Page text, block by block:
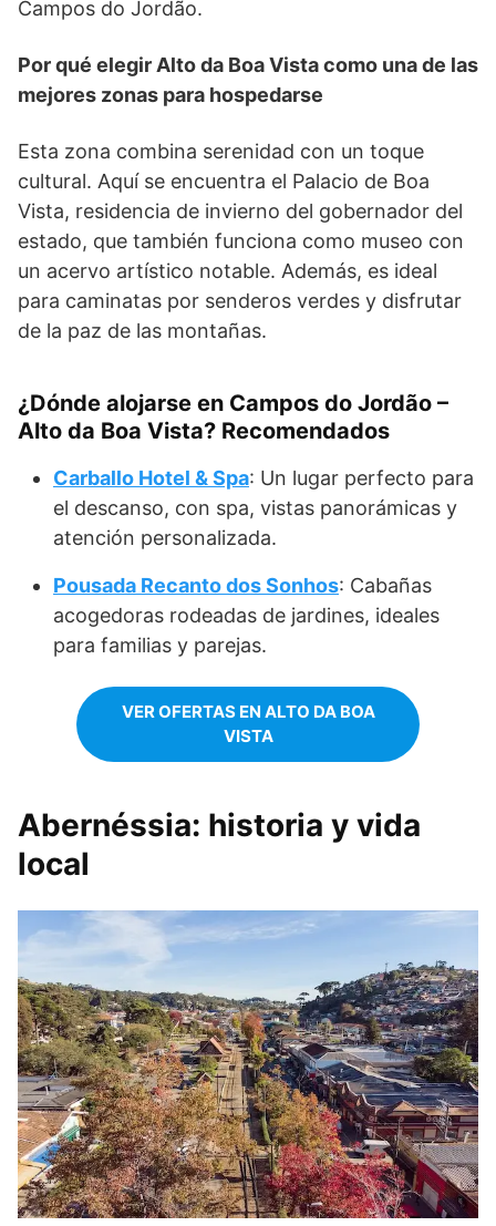
Campos do Jordão.
Por qué elegir Alto da Boa Vista como una de las
mejores zonas para hospedarse
Esta zona combina serenidad con un toque
cultural. Aquí se encuentra el Palacio de Boa
Vista, residencia de invierno del gobernador del
estado, que también funciona como museo con
un acervo artístico notable. Además, es ideal
para caminatas por senderos verdes y disfrutar
de la paz de las montañas.
¿Dónde alojarse en Campos do Jordão –
Alto da Boa Vista? Recomendados
Carballo Hotel & Spa: Un lugar perfecto para
el descanso, con spa, vistas panorámicas y
atención personalizada.
Pousada Recanto dos Sonhos: Cabañas
acogedoras rodeadas de jardines, ideales
para familias y parejas.
VER OFERTAS EN ALTO DA BOA
VISTA
Abernéssia: historia y vida
local